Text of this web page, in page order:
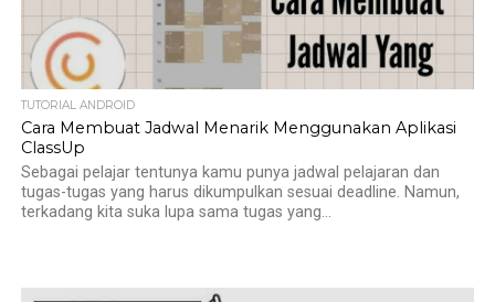
TUTORIAL ANDROID
Cara Membuat Jadwal Menarik Menggunakan Aplikasi
ClassUp
Sebagai pelajar tentunya kamu punya jadwal pelajaran dan
tugas-tugas yang harus dikumpulkan sesuai deadline. Namun,
terkadang kita suka lupa sama tugas yang...